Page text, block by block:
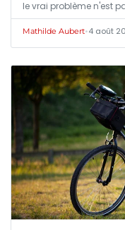
le vrai problème n'est
Mathilde Aubert•4 août